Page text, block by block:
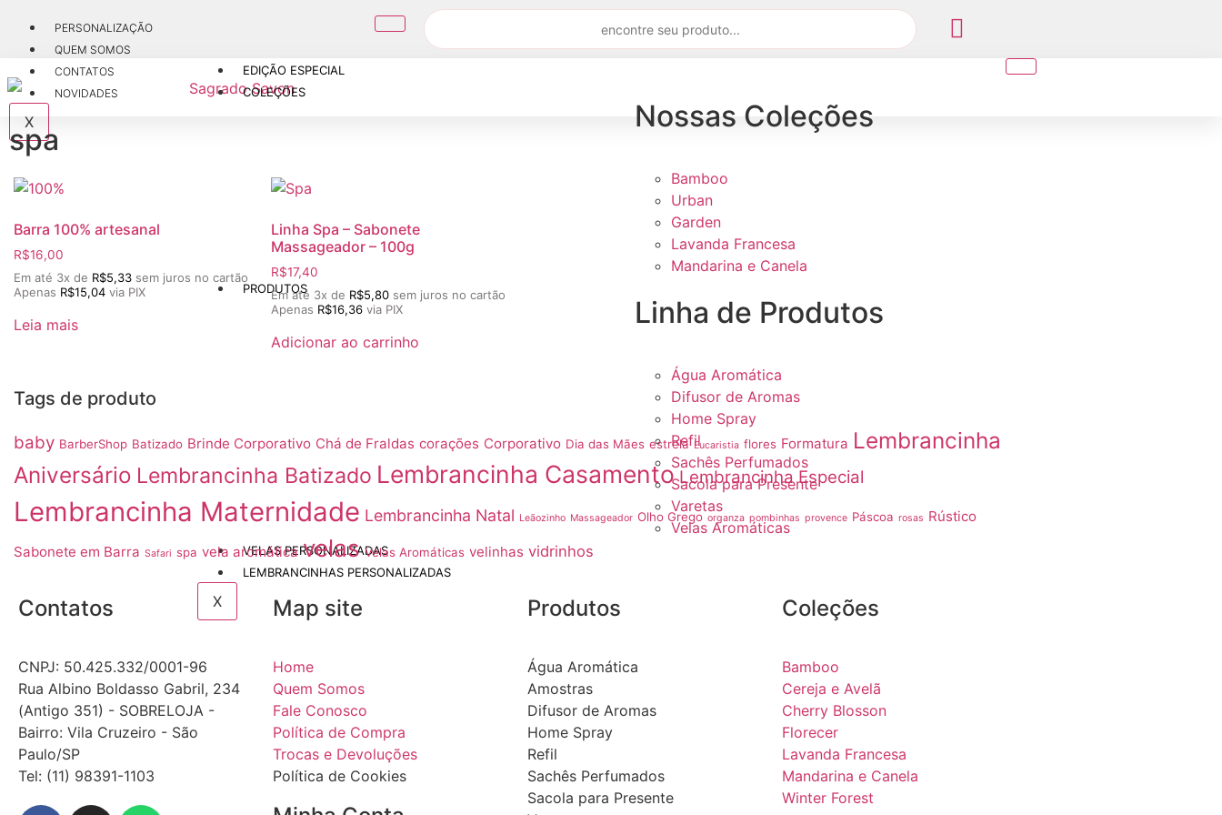
PERSONALIZAÇÃO
QUEM SOMOS
CONTATOS
NOVIDADES
X
EDIÇÃO ESPECIAL
COLEÇÕES
Nossas Coleções
Bamboo
Urban
Garden
Lavanda Francesa
Mandarina e Canela
PRODUTOS
Linha de Produtos
Água Aromática
Difusor de Aromas
Home Spray
Refil
Sachês Perfumados
Sacola para Presente
Varetas
Velas Aromáticas
VELAS PERSONALIZADAS
LEMBRANCINHAS PERSONALIZADAS
X
spa
Barra 100% artesanal
R$16,00
Em até 3x de R$5,33 sem juros no cartão
Apenas R$15,04 via PIX
Leia mais
Linha Spa – Sabonete
Massageador – 100g
R$17,40
Em até 3x de R$5,80 sem juros no cartão
Apenas R$16,36 via PIX
Adicionar ao carrinho
Tags de produto
baby BarberShop Batizado Brinde Corporativo Chá de Fraldas corações Corporativo Dia das Mães estrela Eucaristia flores Formatura Lembrancinha
Aniversário Lembrancinha Batizado Lembrancinha Casamento Lembrancinha Especial
Lembrancinha Maternidade Lembrancinha Natal Leãozinho Massageador Olho Grego organza pombinhas provence Páscoa rosas Rústico
Sabonete em Barra Safari spa vela aromática velas Velas Aromáticas velinhas vidrinhos
Contatos
CNPJ: 50.425.332/0001-96
Rua Albino Boldasso Gabril, 234
(Antigo 351) - SOBRELOJA -
Bairro: Vila Cruzeiro - São
Paulo/SP
​​​​​​​​​​​​​​​​​​​​Tel: (11) 98391-1103
Map site
Home
Quem Somos
Fale Conosco
Política de Compra
Trocas e Devoluções
Política de Cookies
Produtos
Água Aromática
Amostras
Difusor de Aromas
Home Spray
Refil
Sachês Perfumados
Sacola para Presente
Coleções
Bamboo
Cereja e Avelã
Cherry Blosson
Florecer
Lavanda Francesa
Mandarina e Canela
Winter Forest